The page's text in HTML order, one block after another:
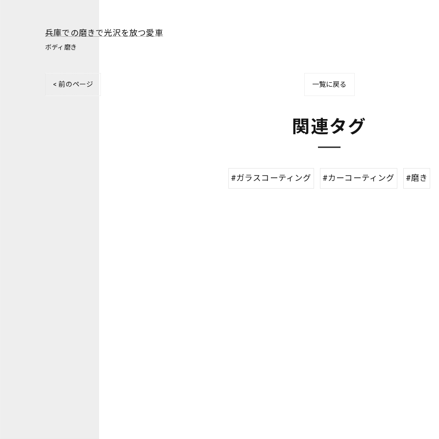
兵庫での磨きで光沢を放つ愛車
ボディ磨き
< 前のページ 一覧に戻る
関連タグ
#ガラスコーティング #カーコーティング #磨き